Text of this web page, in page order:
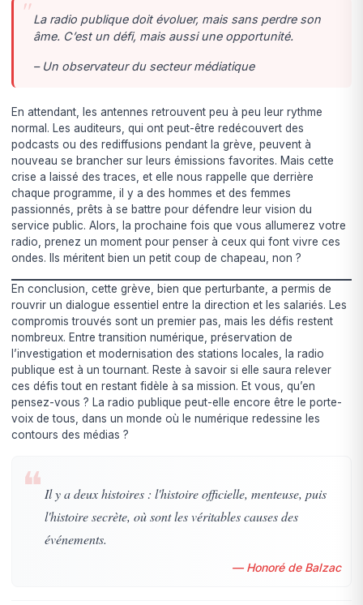
La radio publique doit évoluer, mais sans perdre son
âme. C’est un défi, mais aussi une opportunité.
– Un observateur du secteur médiatique
En attendant, les antennes retrouvent peu à peu leur rythme
normal. Les auditeurs, qui ont peut-être redécouvert des
podcasts ou des rediffusions pendant la grève, peuvent à
nouveau se brancher sur leurs émissions favorites. Mais cette
crise a laissé des traces, et elle nous rappelle que derrière
chaque programme, il y a des hommes et des femmes
passionnés, prêts à se battre pour défendre leur vision du
service public. Alors, la prochaine fois que vous allumerez votre
radio, prenez un moment pour penser à ceux qui font vivre ces
ondes. Ils méritent bien un petit coup de chapeau, non ?
En conclusion, cette grève, bien que perturbante, a permis de
rouvrir un dialogue essentiel entre la direction et les salariés. Les
compromis trouvés sont un premier pas, mais les défis restent
nombreux. Entre transition numérique, préservation de
l’investigation et modernisation des stations locales, la radio
publique est à un tournant. Reste à savoir si elle saura relever
ces défis tout en restant fidèle à sa mission. Et vous, qu’en
pensez-vous ? La radio publique peut-elle encore être le porte-
voix de tous, dans un monde où le numérique redessine les
contours des médias ?
❝ Il y a deux histoires : l'histoire officielle, menteuse, puis
l'histoire secrète, où sont les véritables causes des
événements.
— Honoré de Balzac